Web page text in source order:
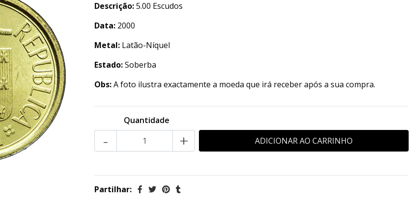
Descrição:5.00 Escudos
Data: 2000
Metal: Latão-Níquel
Estado:Soberba
Obs:A foto ilustra exactamente a moeda que irá receber após a sua compra.
Quantidade
- +
Partilhar: